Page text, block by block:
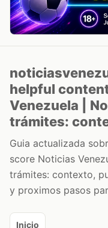
helpful
Venezuela |
trámites:
Guia actualizada
score Noticias
trámites: contexto,
y proximos pasos
Inicio